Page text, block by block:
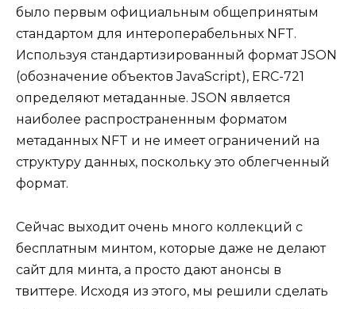
было первым официальным общепринятым
стандартом для интероперабельных NFT.
Используя стандартизированный формат JSON
(обозначение объектов JavaScript), ERC-721
определяют метаданные. JSON является
наиболее распространенным форматом
метаданных NFT и не имеет ограничений на
структуру данных, поскольку это облегченный
формат.
Сейчас выходит очень много коллекций с
бесплатным минтом, которые даже не делают
сайт для минта, а просто дают анонсы в
твиттере. Исходя из этого, мы решили сделать